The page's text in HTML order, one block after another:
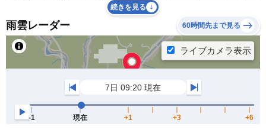
続きを見る
雨雲レーダー 60時間先まで見る